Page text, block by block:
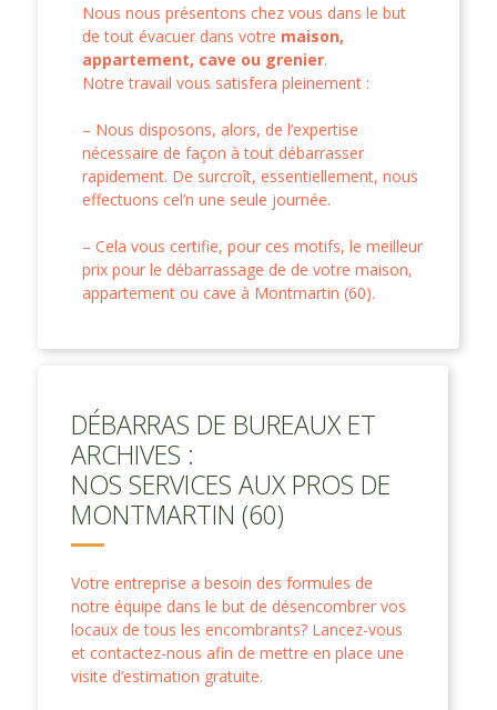
Nous nous présentons chez vous dans le but
de tout évacuer dans votre maison,
appartement, cave ou grenier.
Notre travail vous satisfera pleinement :
– Nous disposons, alors, de l’expertise
nécessaire de façon à tout débarrasser
rapidement. De surcroît, essentiellement, nous
effectuons cel’n une seule journée.
– Cela vous certifie, pour ces motifs, le meilleur
prix pour le débarrassage de de votre maison,
appartement ou cave à Montmartin (60).
DÉBARRAS DE BUREAUX ET
ARCHIVES :
NOS SERVICES AUX PROS DE
MONTMARTIN (60)
Votre entreprise a besoin des formules de
notre équipe dans le but de désencombrer vos
locaux de tous les encombrants? Lancez-vous
et contactez-nous afin de mettre en place une
visite d’estimation gratuite.